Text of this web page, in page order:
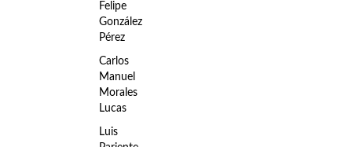
Felipe
González
Pérez
Carlos
Manuel
Morales
Lucas
Luis